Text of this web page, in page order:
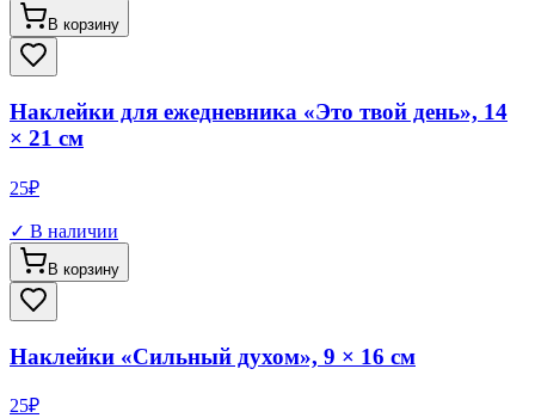
В корзину
Наклейки для ежедневника «Это твой день», 14
× 21 см
25₽
✓ В наличии
В корзину
Наклейки «Сильный духом», 9 × 16 см
25₽